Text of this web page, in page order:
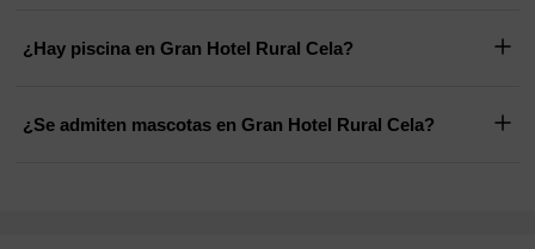
¿Hay piscina en Gran Hotel Rural Cela?
¿Se admiten mascotas en Gran Hotel Rural Cela?